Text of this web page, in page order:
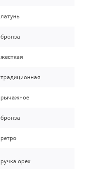
латунь
бронза
жесткая
традиционная
рычажное
бронза
ретро
ручка орех